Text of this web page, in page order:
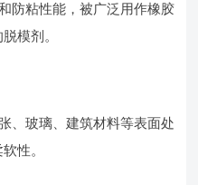
防粘性能，被广泛用作橡胶
模剂。
、玻璃、建筑材料等表面处
性。